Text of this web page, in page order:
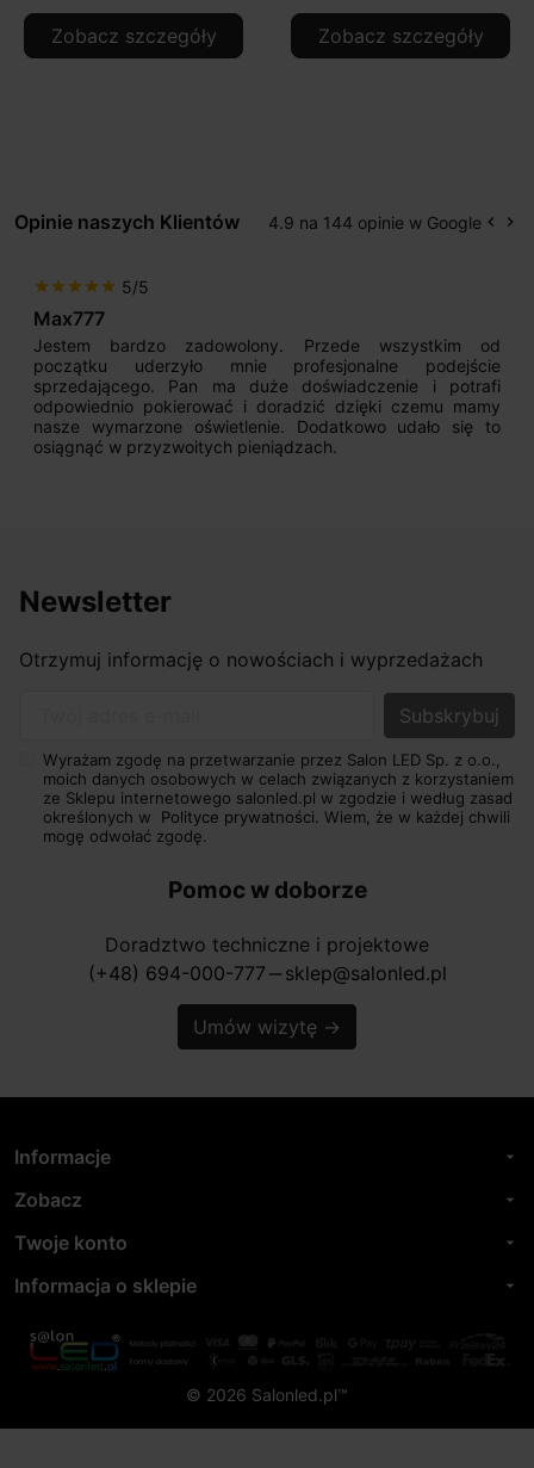
Zobacz szczegóły Zobacz szczegóły
Opinie naszych Klientów 4.9 na 144 opinie w Google keyboard_arrow_left keyboard_arrow_right
star star star star star 5/5
Max777
Jestem bardzo zadowolony. Przede wszystkim od
początku uderzyło mnie profesjonalne podejście
sprzedającego. Pan ma duże doświadczenie i potrafi
odpowiednio pokierować i doradzić dzięki czemu mamy
nasze wymarzone oświetlenie. Dodatkowo udało się to
osiągnąć w przyzwoitych pieniądzach.
Newsletter
Otrzymuj informację o nowościach i wyprzedażach
Wyrażam zgodę na przetwarzanie przez Salon LED Sp. z o.o.,
moich danych osobowych w celach związanych z korzystaniem
ze Sklepu internetowego salonled.pl w zgodzie i według zasad
określonych w Polityce prywatności. Wiem, że w każdej chwili
mogę odwołać zgodę.
Pomoc w doborze
Doradztwo techniczne i projektowe
(+48) 694-000-777 horizontal_rule sklep@salonled.pl
Umów wizytę →
Informacje arrow_drop_down
Zobacz arrow_drop_down
Twoje konto arrow_drop_down
Informacja o sklepie arrow_drop_down
© 2026 Salonled.pl™